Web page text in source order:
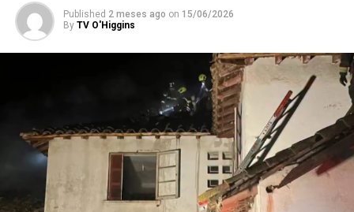
Published 2 meses ago on 15/06/2026
By TV O'Higgins